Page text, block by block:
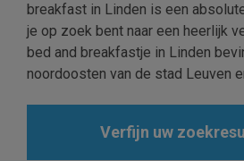
breakfast in Linden is een
je op zoek bent naar een heerlijk
bed and breakfastje in Linden
noordoosten van de stad Leuven
Verfijn uw